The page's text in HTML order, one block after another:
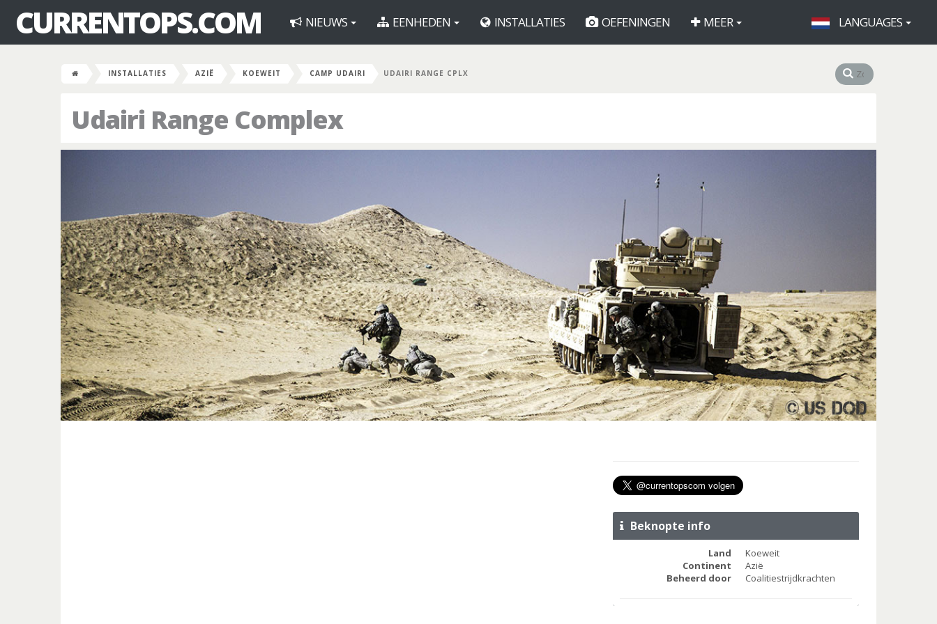
CURRENTOPS.COM NIEUWS EENHEDEN INSTALLATIES OEFENINGEN MEER LANGUAGES
INSTALLATIES AZIË KOEWEIT CAMP UDAIRI UDAIRI RANGE CPLX
Udairi Range Complex
Beknopte info
Land
Koeweit
Continent
Azië
Beheerd door
Coalitiestrijdkrachten